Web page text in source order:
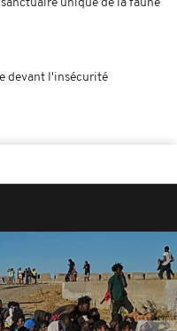
unique de la faune
devant l'insécurité